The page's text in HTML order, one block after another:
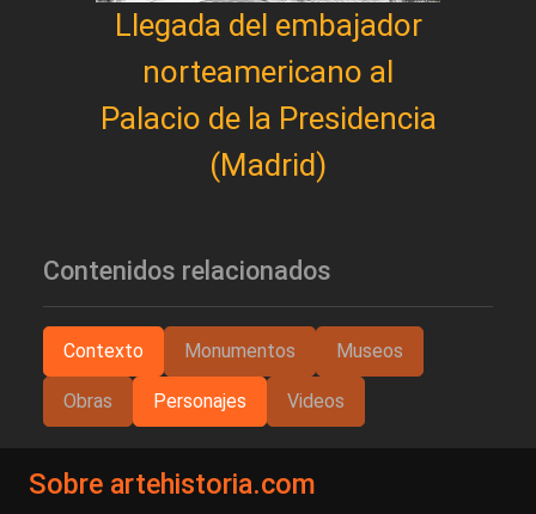
Llegada del embajador
norteamericano al
Palacio de la Presidencia
(Madrid)
Contenidos relacionados
Contexto Monumentos Museos
Obras Personajes Videos
Sobre artehistoria.com